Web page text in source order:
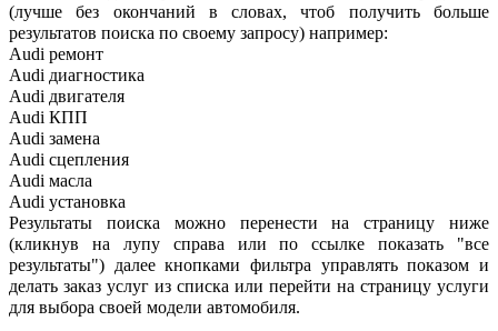
(лучше без окончаний в словах, чтоб получить больше
результатов поиска по своему запросу) например:
Audi ремонт
Audi диагностика
Audi двигателя
Audi КПП
Audi замена
Audi сцепления
Audi масла
Audi установка
Результаты поиска можно перенести на страницу ниже
(кликнув на лупу справа или по ссылке показать "все
результаты") далее кнопками фильтра управлять показом и
делать заказ услуг из списка или перейти на страницу услуги
для выбора своей модели автомобиля.